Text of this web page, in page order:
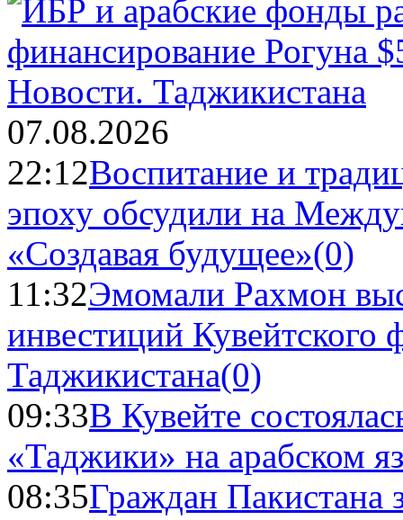
Новости. Таджикистана
07.08.2026
22:12Воспитание и
эпоху обсудили на
«Создавая будущее»(0)
11:32Эмомали Рахмон
инвестиций Кувейтского
Таджикистана(0)
09:33В Кувейте
«Таджики» на арабском
08:35Граждан Пакистана